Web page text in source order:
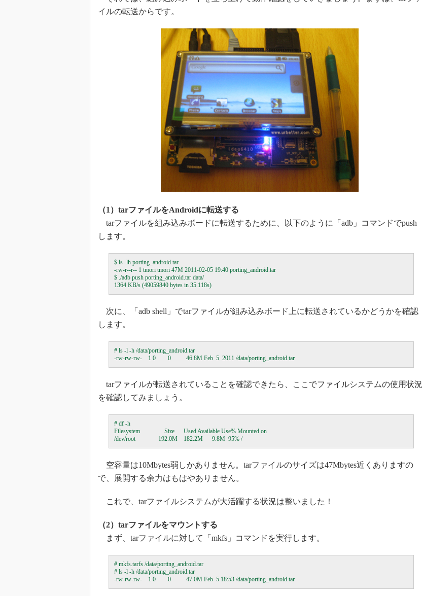
イルの転送からです。
（1）tarファイルをAndroidに転送する
tarファイルを組み込みボードに転送するために、以下のように「adb」コマンドでpush
します。
$ ls -lh porting_android.tar
-rw-r--r-- 1 tmori tmori 47M 2011-02-05 19:40 porting_android.tar
$ ./adb push porting_android.tar data/
1364 KB/s (49059840 bytes in 35.118s)
次に、「adb shell」でtarファイルが組み込みボード上に転送されているかどうかを確認
します。
# ls -l -h /data/porting_android.tar
-rw-rw-rw-    1 0        0          46.8M Feb  5  2011 /data/porting_android.tar
tarファイルが転送されていることを確認できたら、ここでファイルシステムの使用状況
を確認してみましょう。
# df -h
Filesystem                Size      Used Available Use% Mounted on
/dev/root               192.0M    182.2M      9.8M  95% /
空容量は10Mbytes弱しかありません。tarファイルのサイズは47Mbytes近くありますの
で、展開する余力はもはやありません。
これで、tarファイルシステムが大活躍する状況は整いました！
（2）tarファイルをマウントする
まず、tarファイルに対して「mkfs」コマンドを実行します。
# mkfs.tarfs /data/porting_android.tar
# ls -l -h /data/porting_android.tar
-rw-rw-rw-    1 0        0          47.0M Feb  5 18:53 /data/porting_android.tar